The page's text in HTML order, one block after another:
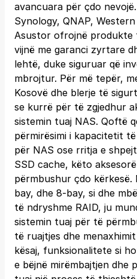
avancuara për çdo
Synology, QNAP,
Asustor ofrojnë produkte
vijnë me garanci zyrtare
lehtë, duke siguruar që
mbrojtur. Për më tepër,
Kosovë dhe blerje të
se kurrë për të zgjedhur
sistemin tuaj NAS. Qoftë
përmirësimi i kapacitetit
për NAS ose rritja e
SSD cache, këto
përmbushur çdo kërkesë.
bay, dhe 8-bay, si dhe
të ndryshme RAID, ju
sistemin tuaj për të
të ruajtjes dhe
kësaj, funksionalitete si
e bëjnë mirëmbajtjen dhe